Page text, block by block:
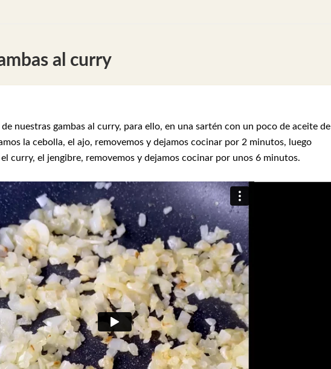
al curry
nuestras gambas al curry, para ello, en una sartén con un poco de aceite de
la cebolla, el ajo, removemos y dejamos cocinar por 2 minutos, luego
curry, el jengibre, removemos y dejamos cocinar por unos 6 minutos.